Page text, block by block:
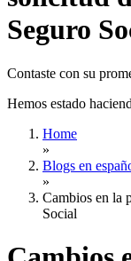
Seguro
Contaste con su
Hemos estado
Home
»
Blogs en
»
Cambios en la
Social